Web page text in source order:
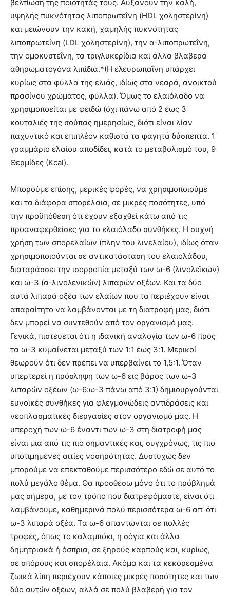
βελτίωση της ποιότητάς τους. Αυξάνουν την καλή,
υψηλής πυκνότητας λιποπρωτεΐνη (HDL χοληστερίνη)
και μειώνουν την κακή, χαμηλής πυκνότητας
λιποπρωτεΐνη (LDL χοληστερίνη), την α-λιποπρωτεΐνη,
την ομοκυστεΐνη, τα τριγλυκερίδια και άλλα βλαβερά
αθηρωματογόνα λιπίδια.*(Η ελευρωπαΐνη υπάρχει
κυρίως στα φύλλα της ελιάς, ιδίως στα νεαρά, ανοικτού
πρασίνου χρώματος, φύλλα). Όμως το ελαιόλαδο να
χρησιμοποείται με φειδώ (όχι πάνω από 2 έως 3
κουταλιές της σούπας ημερησίως, διότι είναι λίαν
παχυντικό και επιπλέον καθιστά τα φαγητά δύσπεπτα. 1
γραμμάριο ελαίου αποδίδει, κατά το μεταβολισμό του, 9
Θερμίδες (Κcal).
Μπορούμε επίσης, μερικές φορές, να χρησιμοποιούμε
και τα διάφορα σπορέλαια, σε μικρές ποσότητες, υπό
την προϋπόθεση ότι έχουν εξαχθεί κάτω από τις
προαναφερθείσες για το ελαιόλαδο συνθήκες. Η συχνή
χρήση των σπορελαίων (πλην του λινελαίου), ιδίως όταν
χρησιμοποιούνται σε αντικατάσταση του ελαιολάδου,
διαταράσσει την ισορροπία μεταξύ των ω-6 (λινολεϊκών)
και ω-3 (α-λινολενικών) λιπαρών οξέων. Και τα δύο
αυτά λιπαρά οξέα των ελαίων που τα περιέχουν είναι
απαραίτητο να λαμβάνονται με τη διατροφή μας, διότι
δεν μπορεί να συντεθούν από τον οργανισμό μας.
Γενικά, πιστεύεται ότι η ιδανική αναλογία των ω-6 προς
τα ω-3 κυμαίνεται μεταξύ των 1:1 έως 3:1. Μερικοί
θεωρούν ότι δεν πρέπει να υπερβαίνει το 1,5:1. Όταν
υπερτερεί η πρόσληψη των ω-6 εις βάρος των ω-3
λιπαρών οξέων (ω-6:ω-3 πάνω από 3:1) δημιουργούνται
ευνοϊκές συνθήκες για φλεγμονώδεις αντιδράσεις και
νεοπλασματικές διεργασίες στον οργανισμό μας. Η
υπεροχή των ω-6 έναντι των ω-3 στη διατροφή μας
είναι μια από τις πιο σημαντικές και, συγχρόνως, τις πιο
υποτιμημένες αιτίες νοσηρότητας. Δυστυχώς δεν
μπορούμε να επεκταθούμε περισσότερο εδώ σε αυτό το
πολύ μεγάλο θέμα. Θα προσθέσω μόνο ότι το πρόβλημά
μας σήμερα, με τον τρόπο που διατρεφόμαστε, είναι ότι
λαμβάνουμε, καθημερινά πολύ περισσότερα ω-6 απ’ ότι
ω-3 λιπαρά οξέα. Τα ω-6 απαντώνται σε πολλές
τροφές, όπως το καλαμπόκι, η σόγια και άλλα
δημητριακά ή όσπρια, σε ξηρούς καρπούς και, κυρίως,
σε σπόρους και σπορέλαια. Ακόμα και τα κεκορεσμένα
ζωικά λίπη περιέχουν κάποιες μικρές ποσότητες και των
δύο αυτών οξέων, αλλά σε πολύ βλαβερή για τον